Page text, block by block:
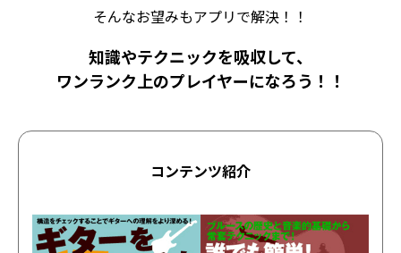
そんなお望みもアプリで解決！！
知識やテクニックを吸収して、
ワンランク上のプレイヤーになろう！！
コンテンツ紹介